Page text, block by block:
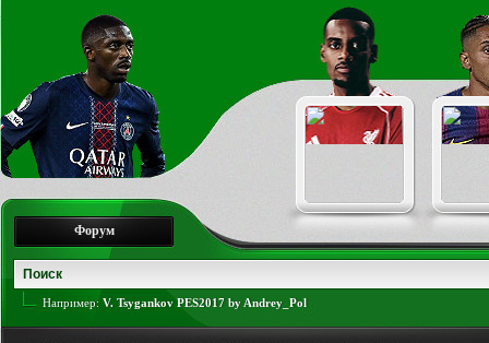
Форум
Например: V. Tsygankov PES2017 by Andrey_Pol